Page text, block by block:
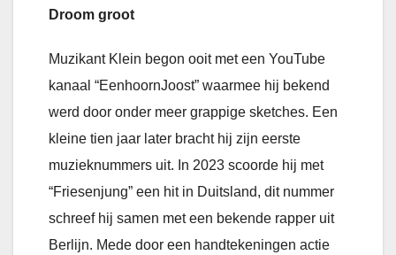
Droom groot
Muzikant Klein begon ooit met een YouTube
kanaal “EenhoornJoost” waarmee hij bekend
werd door onder meer grappige sketches. Een
kleine tien jaar later bracht hij zijn eerste
muzieknummers uit. In 2023 scoorde hij met
“Friesenjung” een hit in Duitsland, dit nummer
schreef hij samen met een bekende rapper uit
Berlijn. Mede door een handtekeningen actie